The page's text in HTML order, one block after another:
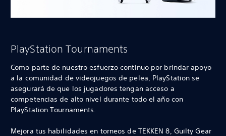
PlayStation Tournaments
Como parte de nuestro esfuerzo continuo por brindar apoyo
a la comunidad de videojuegos de pelea, PlayStation se
asegurará de que los jugadores tengan acceso a
competencias de alto nivel durante todo el año con
PlayStation Tournaments.
Mejora tus habilidades en torneos de TEKKEN 8, Guilty Gear